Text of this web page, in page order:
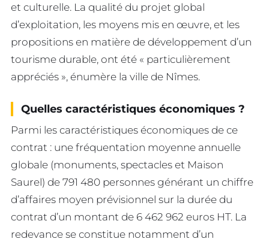
et culturelle. La qualité du projet global
d’exploitation, les moyens mis en œuvre, et les
propositions en matière de développement d’un
tourisme durable, ont été « particulièrement
appréciés », énumère la ville de Nîmes.
Quelles caractéristiques économiques ?
Parmi les caractéristiques économiques de ce
contrat : une fréquentation moyenne annuelle
globale (monuments, spectacles et Maison
Saurel) de 791 480 personnes générant un chiffre
d’affaires moyen prévisionnel sur la durée du
contrat d’un montant de 6 462 962 euros HT. La
redevance se constitue notamment d’un